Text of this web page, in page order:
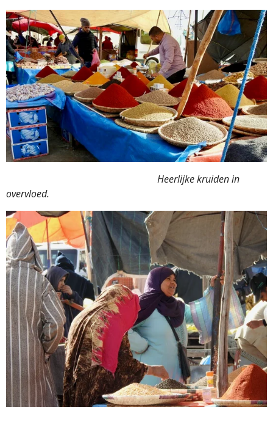
Heerlijke kruiden in
overvloed.